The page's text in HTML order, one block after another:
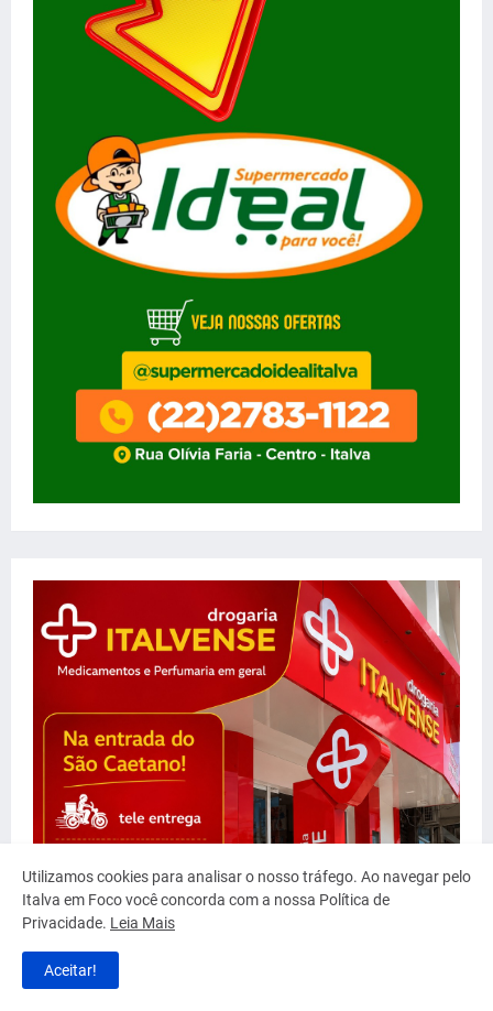
Utilizamos cookies para analisar o nosso tráfego. Ao navegar pelo
Italva em Foco você concorda com a nossa Política de
Privacidade. Leia Mais
Aceitar!